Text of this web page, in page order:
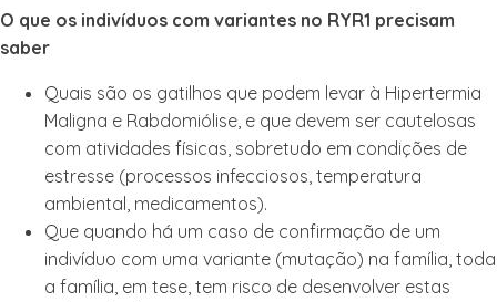
O que os indivíduos com variantes no RYR1 precisam
saber
Quais são os gatilhos que podem levar à Hipertermia
Maligna e Rabdomiólise, e que devem ser cautelosas
com atividades físicas, sobretudo em condições de
estresse (processos infecciosos, temperatura
ambiental, medicamentos).
Que quando há um caso de confirmação de um
indivíduo com uma variante (mutação) na família, toda
a família, em tese, tem risco de desenvolver estas